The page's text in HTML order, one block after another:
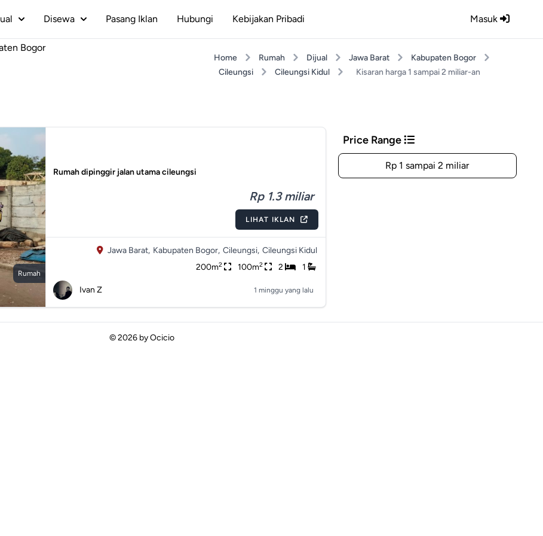
Masuk
Disewa Pasang Iklan Hubungi Kebijakan Pribadi
Bogor
Home Rumah Dijual Jawa Barat
Kabupaten Bogor
Cileungsi
Cileungsi Kidul Kisaran harga 1 sampai 2 miliar-an
Rumah
Rumah dipinggir jalan utama cileungsi
Rp 1.3 miliar
LIHAT IKLAN
Jawa Barat, Kabupaten Bogor, Cileungsi, Cileungsi Kidul
200m2 100m2 2 1
Ivan Z 1 minggu yang lalu
Price Range
Rp 1 sampai 2 miliar
© 2026 byOcicio